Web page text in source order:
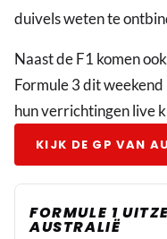
duivels weten te
Naast de F1 komen
Formule 3 dit
hun verrichtingen live
KIJK DE GP VAN
FORMULE 1
AUSTRALIË